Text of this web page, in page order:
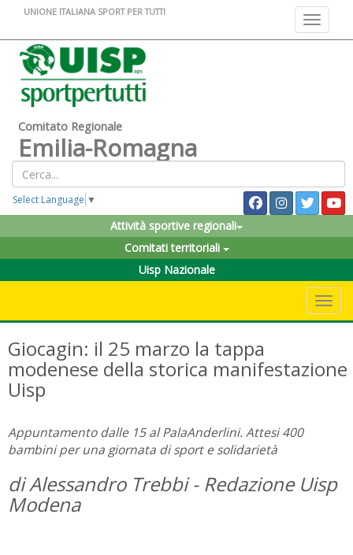
Toggle
UNIONE ITALIANA SPORT PER TUTTI
Comitato Regionale
Emilia-Romagna
Select Language ▼
Attività sportive regionali
Comitati territoriali
Uisp Nazionale
Giocagin: il 25 marzo la tappa
modenese della storica manifestazione
Uisp
Appuntamento dalle 15 al PalaAnderlini. Attesi 400
bambini per una giornata di sport e solidarietà
di Alessandro Trebbi - Redazione Uisp
Modena